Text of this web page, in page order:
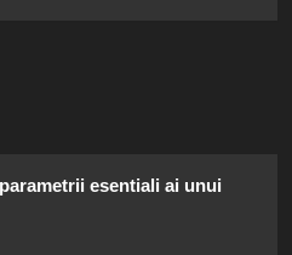
esentiali ai unui